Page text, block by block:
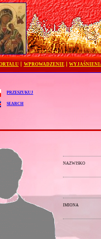
WPROWADZENIE
przeszukuj
search
nazwisko
imiona